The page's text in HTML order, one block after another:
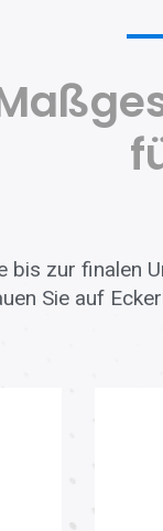
bis zur finalen
Sie auf